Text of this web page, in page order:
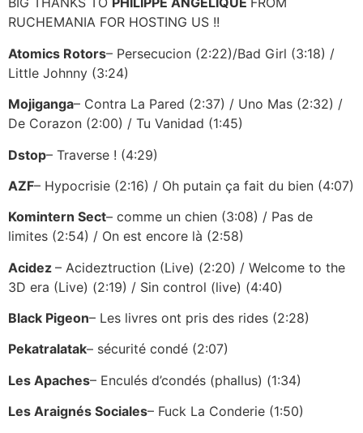
RUCHEMANIA FOR HOSTING US !!
Atomics Rotors– Persecucion (2:22)/Bad Girl (3:18) /
Little Johnny (3:24)
Mojiganga– Contra La Pared (2:37) / Uno Mas (2:32) /
De Corazon (2:00) / Tu Vanidad (1:45)
Dstop– Traverse ! (4:29)
AZF– Hypocrisie (2:16) / Oh putain ça fait du bien (4:07)
Komintern Sect– comme un chien (3:08) / Pas de
limites (2:54) / On est encore là (2:58)
Acidez – Acideztruction (Live) (2:20) / Welcome to the
3D era (Live) (2:19) / Sin control (live) (4:40)
Black Pigeon– Les livres ont pris des rides (2:28)
Pekatralatak– sécurité condé (2:07)
Les Apaches– Enculés d’condés (phallus) (1:34)
Les Araignés Sociales– Fuck La Conderie (1:50)